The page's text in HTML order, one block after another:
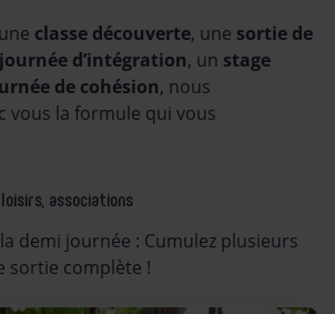
classe découverte, une sortie de
journée d’intégration, un stage
de cohésion, nous
vous la formule qui vous
associations
demi journée : Cumulez plusieurs
sortie complète !